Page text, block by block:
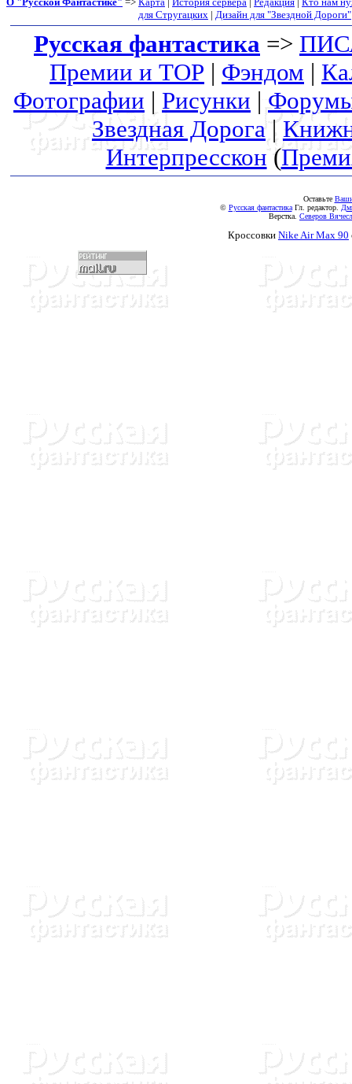
для Стругацких | Дизайн для "Звездной Дороги"
Русская фантастика =>
Премии и ТОР | Фэндом |
Фотографии | Рисунки |
Звездная Дорога|
Интерпресскон (
Оставьте
© Русская фантастикаГл. редактор.
Верстка. Северов
Кроссовки Nike Air Max 90